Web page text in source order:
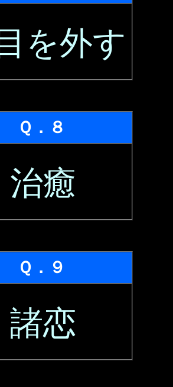
を外す
Ｑ．８
治癒
Ｑ．９
諸恋